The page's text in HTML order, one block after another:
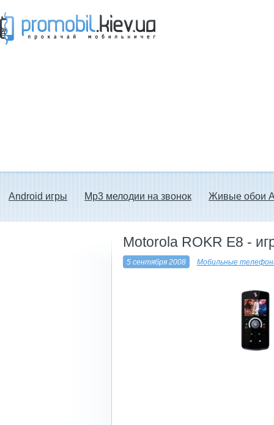
Android игры Mp3 мелодии на звонок Живые обои
Motorola ROKR E8 -
5 сентября 2008 Мобильные